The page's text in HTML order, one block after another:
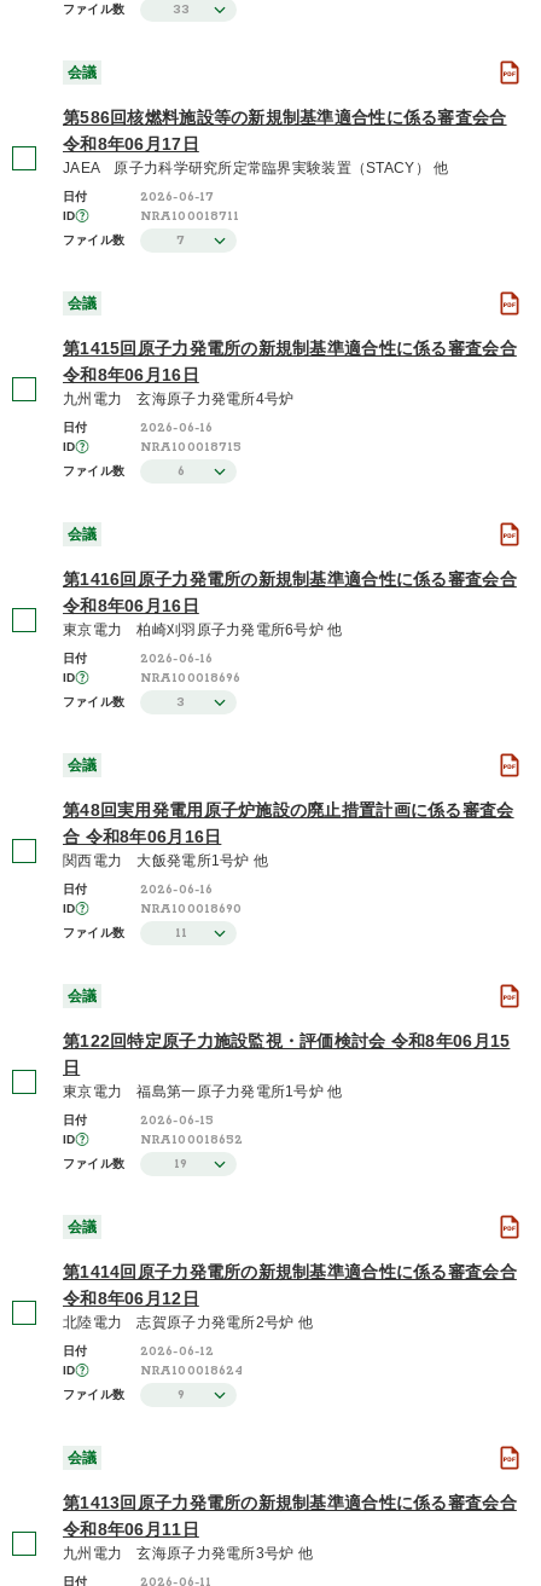
2025年度 / 令和7年度
2024年度 / 令和6年度
さらに表示する
ファイル数 33
会議
第586回核燃料施設等の新規制基準適合性に係る審査会合
令和8年06月17日
JAEA 原子力科学研究所定常臨界実験装置（STACY） 他
日付 2026-06-17
ID NRA100018711
ファイル数 7
会議
第1415回原子力発電所の新規制基準適合性に係る審査会合
令和8年06月16日
九州電力 玄海原子力発電所4号炉
日付 2026-06-16
ID NRA100018715
ファイル数 6
会議
第1416回原子力発電所の新規制基準適合性に係る審査会合
令和8年06月16日
東京電力 柏崎刈羽原子力発電所6号炉 他
日付 2026-06-16
ID NRA100018696
ファイル数 3
会議
第48回実用発電用原子炉施設の廃止措置計画に係る審査会
合 令和8年06月16日
関西電力 大飯発電所1号炉 他
日付 2026-06-16
ID NRA100018690
ファイル数 11
会議
第122回特定原子力施設監視・評価検討会 令和8年06月15
日
東京電力 福島第一原子力発電所1号炉 他
日付 2026-06-15
ID NRA100018652
ファイル数 19
会議
第1414回原子力発電所の新規制基準適合性に係る審査会合
令和8年06月12日
北陸電力 志賀原子力発電所2号炉 他
日付 2026-06-12
ID NRA100018624
ファイル数 9
会議
第1413回原子力発電所の新規制基準適合性に係る審査会合
令和8年06月11日
九州電力 玄海原子力発電所3号炉 他
日付 2026-06-11